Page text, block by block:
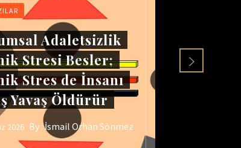
Adaletsizlik
Stresi Besler;
Stres de İnsanı
Yavaş Öldürür
2026 By :İsmail Orhan Sönmez